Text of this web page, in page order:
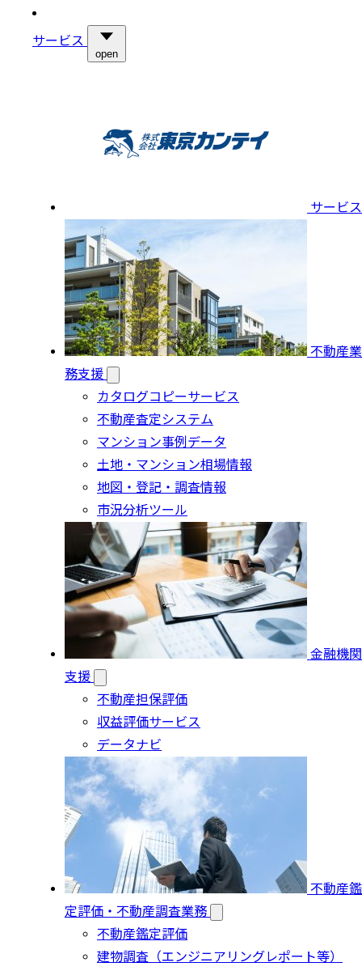
サービス
open
サービス
不動産業
務支援
カタログコピーサービス
不動産査定システム
マンション事例データ
土地・マンション相場情報
地図・登記・調査情報
市況分析ツール
金融機関
支援
不動産担保評価
収益評価サービス
データナビ
不動産鑑
定評価・不動産調査業務
不動産鑑定評価
建物調査（エンジニアリングレポート等）